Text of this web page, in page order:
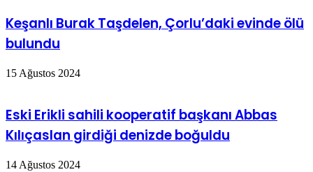
Keşanlı Burak Taşdelen, Çorlu’daki evinde ölü
bulundu
15 Ağustos 2024
Eski Erikli sahili kooperatif başkanı Abbas
Kılıçaslan girdiği denizde boğuldu
14 Ağustos 2024